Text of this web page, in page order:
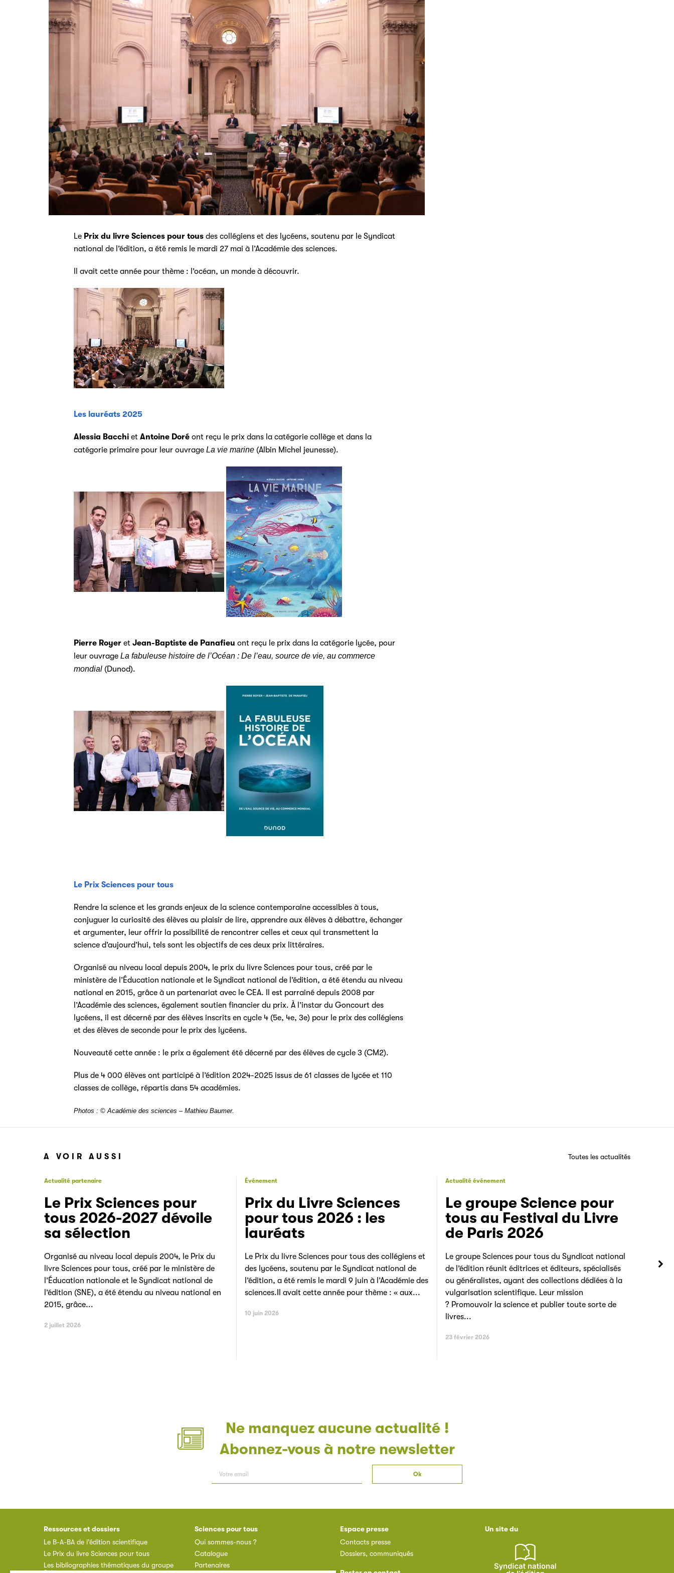
Le Prix du livre Sciences pour tous des collégiens et des lycéens, soutenu par le Syndicat
national de l’édition, a été remis le mardi 27 mai à l’Académie des sciences.
Il avait cette année pour thème : l’océan, un monde à découvrir.
Les lauréats 2025
Alessia Bacchi et Antoine Doré ont reçu le prix dans la catégorie collège et dans la
catégorie primaire pour leur ouvrage La vie marine (Albin Michel jeunesse).
Pierre Royer et Jean-Baptiste de Panafieu ont reçu le prix dans la catégorie lycée, pour
leur ouvrage La fabuleuse histoire de l’Océan : De l’eau, source de vie, au commerce
mondial (Dunod).
Le Prix Sciences pour tous
Rendre la science et les grands enjeux de la science contemporaine accessibles à tous,
conjuguer la curiosité des élèves au plaisir de lire, apprendre aux élèves à débattre, échanger
et argumenter, leur offrir la possibilité de rencontrer celles et ceux qui transmettent la
science d’aujourd’hui, tels sont les objectifs de ces deux prix littéraires.
Organisé au niveau local depuis 2004, le prix du livre Sciences pour tous, créé par le
ministère de l’Éducation nationale et le Syndicat national de l’édition, a été étendu au niveau
national en 2015, grâce à un partenariat avec le CEA. Il est parrainé depuis 2008 par
l’Académie des sciences, également soutien financier du prix. À l’instar du Goncourt des
lycéens, il est décerné par des élèves inscrits en cycle 4 (5e, 4e, 3e) pour le prix des collégiens
et des élèves de seconde pour le prix des lycéens.
Nouveauté cette année : le prix a également été décerné par des élèves de cycle 3 (CM2).
Plus de 4 000 élèves ont participé à l’édition 2024-2025 issus de 61 classes de lycée et 110
classes de collège, répartis dans 54 académies.
Photos : © Académie des sciences – Mathieu Baumer.
A VOIR AUSSI Toutes les actualités
Actualité partenaire
Le Prix Sciences pour
tous 2026-2027 dévoile
sa sélection
Organisé au niveau local depuis 2004, le Prix du
livre Sciences pour tous, créé par le ministère de
l’Éducation nationale et le Syndicat national de
l’édition (SNE), a été étendu au niveau national en
2015, grâce...
2 juillet 2026
Événement
Prix du Livre Sciences
pour tous 2026 : les
lauréats
Le Prix du livre Sciences pour tous des collégiens et
des lycéens, soutenu par le Syndicat national de
l’édition, a été remis le mardi 9 juin à l’Académie des
sciences.Il avait cette année pour thème : « aux...
10 juin 2026
Actualité événement
Le groupe Science pour
tous au Festival du Livre
de Paris 2026
Le groupe Sciences pour tous du Syndicat national
de l’édition réunit éditrices et éditeurs, spécialisés
ou généralistes, ayant des collections dédiées à la
vulgarisation scientifique. Leur mission
? Promouvoir la science et publier toute sorte de
livres...
23 février 2026
Ne manquez aucune actualité !
Abonnez-vous à notre newsletter
Ressources et dossiers
Le B-A-BA de l’édition scientifique
Le Prix du livre Sciences pour tous
Les bibliographies thématiques du groupe
Sciences pour tous
Qui sommes-nous ?
Catalogue
Partenaires
Espace presse
Contacts presse
Dossiers, communiqués
Un site du